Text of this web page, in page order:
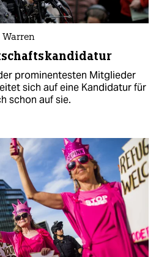
Warren
prominentesten Mitglieder
sich auf eine Kandidatur für
schon auf sie.